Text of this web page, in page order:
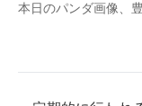
本日のパンダ画像、